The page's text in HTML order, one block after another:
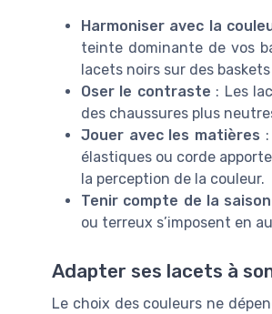
Harmoniser avec la
teinte dominante de vos
lacets noirs sur des
Oser le contraste : Les
des chaussures plus
Jouer avec les matières
élastiques ou corde
la perception de la couleur.
Tenir compte de la saison
ou terreux s’imposent en
Adapter ses lacets à
Le choix des couleurs ne